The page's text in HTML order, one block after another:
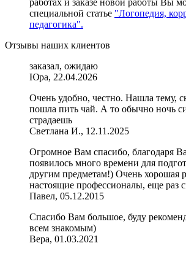
работах и заказе новой работы Вы
специальной статье "Логопедия,
педагогика".
Отзывы наших клиентов
заказал, ожидаю
Юра, 22.04.2026
Очень удобно, честно. Нашла тему,
пошла пить чай. А то обычно ночь
страдаешь
Светлана И., 12.11.2025
Огромное Вам спасибо, благодаря
появилось много времени для
другим предметам!) Очень хорошая
настоящие профессионалы, еще раз
Павел, 05.12.2015
Спасибо Вам большое, буду
всем знакомым)
Вера, 01.03.2021